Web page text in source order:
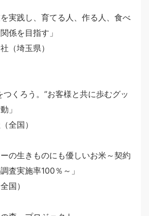
を実践し、育てる人、作る人、食べ
係を目指す」
（埼玉県）
つくろう。”お客様と共に歩むグッ
」
全国）
ーの生きものにも優しいお米～契約
査実施率100％～」
国）